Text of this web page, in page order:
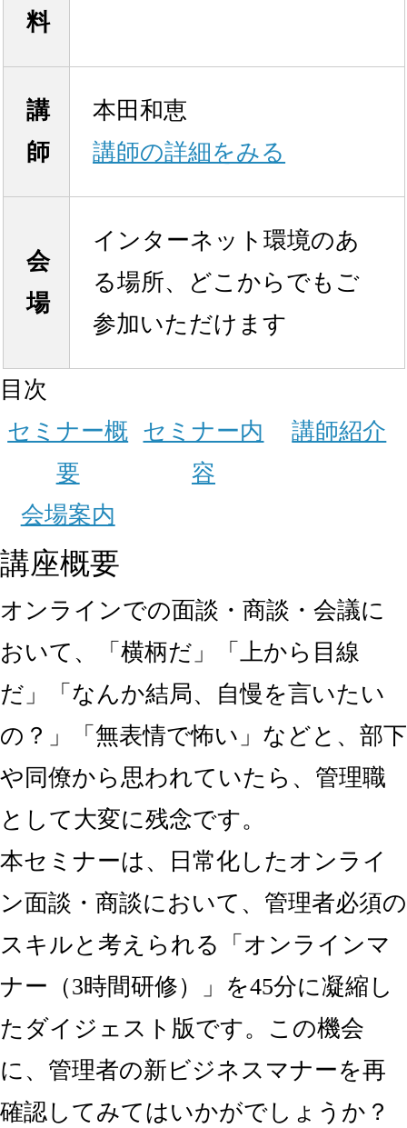
料
講
師
本田和恵
講師の詳細をみる
会
場
インターネット環境のあ
る場所、どこからでもご
参加いただけます
目次
セミナー概
要
セミナー内
容
講師紹介
会場案内
講座概要
オンラインでの面談・商談・会議に
おいて、「横柄だ」「上から目線
だ」「なんか結局、自慢を言いたい
の？」「無表情で怖い」などと、部下
や同僚から思われていたら、管理職
として大変に残念です。
本セミナーは、日常化したオンライ
ン面談・商談において、管理者必須の
スキルと考えられる「オンラインマ
ナー（3時間研修）」を45分に凝縮し
たダイジェスト版です。この機会
に、管理者の新ビジネスマナーを再
確認してみてはいかがでしょうか？